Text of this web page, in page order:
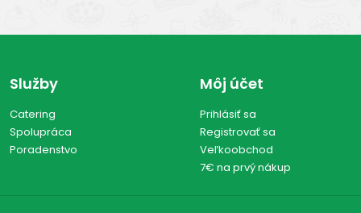
Služby
Catering
Spolupráca
Poradenstvo
Môj účet
Prihlásiť sa
Registrovať sa
Veľkoobchod
7€ na prvý nákup